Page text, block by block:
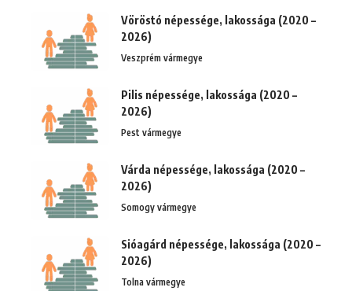
Vöröstó népessége, lakossága (2020 –
2026)
Veszprém vármegye
Pilis népessége, lakossága (2020 –
2026)
Pest vármegye
Várda népessége, lakossága (2020 –
2026)
Somogy vármegye
Sióagárd népessége, lakossága (2020 –
2026)
Tolna vármegye